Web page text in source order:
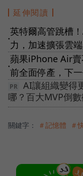
延伸閱讀
●
英特爾高管跳槽
力，加速擴張雲
●
蘋果iPhone Air
前全面停產，下
AI讓組織變得
哪？百大MVP倒
關鍵字： ＃記憶體 ＃